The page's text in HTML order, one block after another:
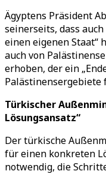
Ägyptens Präsident
seinerseits, dass
einen eigenen Staat“
auch von
erhoben, der ein
Palästinensergebiete
Türkischer
Lösungsansatz“
Der türkische
für einen konkreten
notwendig, die